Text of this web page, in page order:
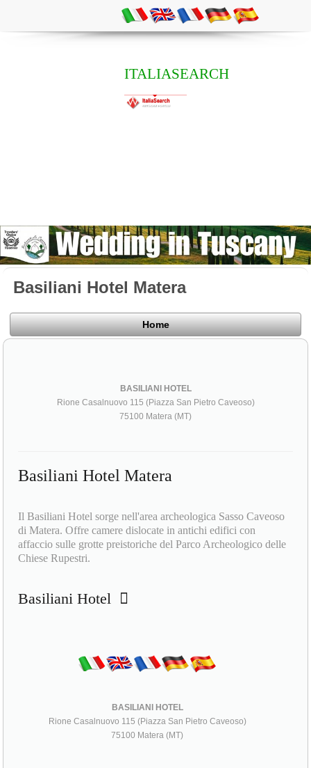
ITALIASEARCH
Basiliani Hotel Matera
Home
BASILIANI HOTEL
Rione Casalnuovo 115 (Piazza San Pietro Caveoso)
75100 Matera (MT)
Basiliani Hotel Matera
Il Basiliani Hotel sorge nell'area archeologica Sasso Caveoso
di Matera. Offre camere dislocate in antichi edifici con
affaccio sulle grotte preistoriche del Parco Archeologico delle
Chiese Rupestri.
Basiliani Hotel
BASILIANI HOTEL
Rione Casalnuovo 115 (Piazza San Pietro Caveoso)
75100 Matera (MT)